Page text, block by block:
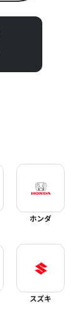
ホンダ
スズキ